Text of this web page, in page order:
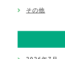
その他